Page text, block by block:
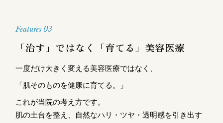
Features 03
「治す」ではなく「育てる」美容医療
一度だけ大きく変える美容医療ではなく、
「肌そのものを健康に育てる。」
これが当院の考え方です。
肌の土台を整え、自然なハリ・ツヤ・透明感を引き出す